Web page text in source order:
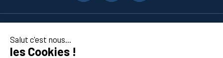
Salut c'est nous...
les Cookies !
En savoir plus